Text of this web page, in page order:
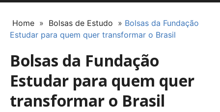
Home » Bolsas de Estudo » Bolsas da Fundação
Estudar para quem quer transformar o Brasil
Bolsas da Fundação
Estudar para quem quer
transformar o Brasil